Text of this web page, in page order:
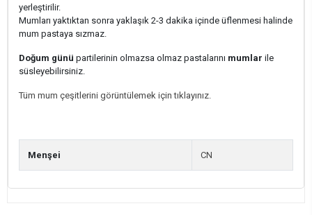
yerleştirilir.
Mumları yaktıktan sonra yaklaşık 2-3 dakika içinde üflenmesi halinde
mum pastaya sızmaz.
Doğum günü partilerinin olmazsa olmaz pastalarını mumlar ile
süsleyebilirsiniz.
Tüm mum çeşitlerini görüntülemek için tıklayınız.
Menşei CN